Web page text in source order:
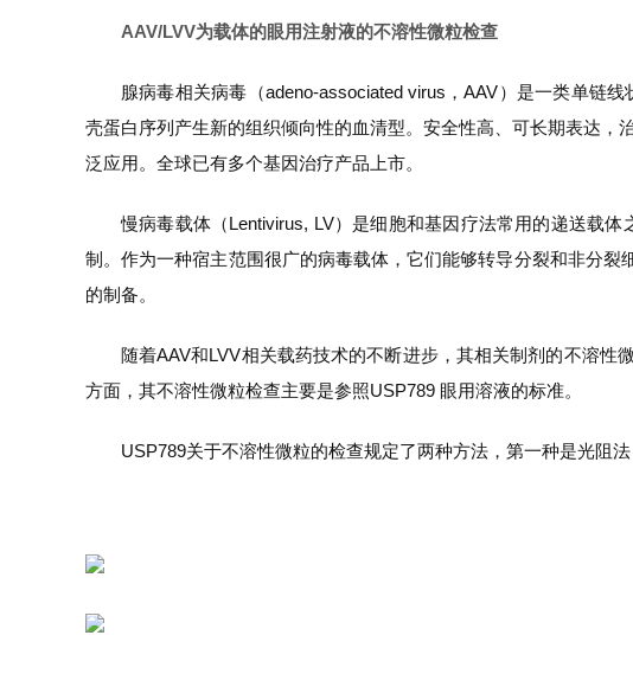
AAV/LVV为载体的眼用注射液的不溶性微粒检查
腺病毒相关病毒（adeno-associated virus，AAV）是一类单链
壳蛋白序列产生新的组织倾向性的血清型。安全性高、可长期表达
泛应用。全球已有多个基因治疗产品上市。
慢病毒载体（Lentivirus, LV）是细胞和基因疗法常用的递送载
制。作为一种宿主范围很广的病毒载体，它们能够转导分裂和非分
的制备。
随着AAV和LVV相关载药技术的不断进步，其相关制剂的不溶
方面，其不溶性微粒检查主要是参照USP789 眼用溶液的标准。
USP789关于不溶性微粒的检查规定了两种方法，第一种是光阻